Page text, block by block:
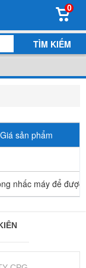
0
Giá sản phẩm
nhấc máy để